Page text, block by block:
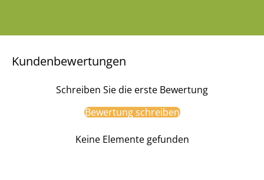
Kundenbewertungen
Schreiben Sie die erste Bewertung
Bewertung schreiben
Keine Elemente gefunden